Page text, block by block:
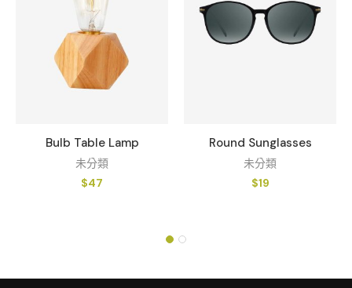
Bulb Table Lamp
未分類
$47
Round Sunglasses
未分類
$19